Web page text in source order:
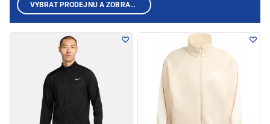
VYBRAT PRODEJNU A ZOBRAZIT PRODUKTY